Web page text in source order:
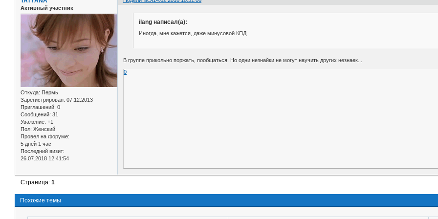
Активный участник
Откуда: Пермь
Зарегистрирован: 07.12.2013
Приглашений: 0
Сообщений: 31
Уважение: +1
Пол: Женский
Провел на форуме:
5 дней 1 час
Последний визит:
26.07.2018 12:41:54
ilang написал(а):
Иногда, мне кажется, даже минусовой КПД
В группе прикольно поржать, пообщаться. Но одни незнайки не могут научить других незнаек...
0
Страница:1
Похожие темы